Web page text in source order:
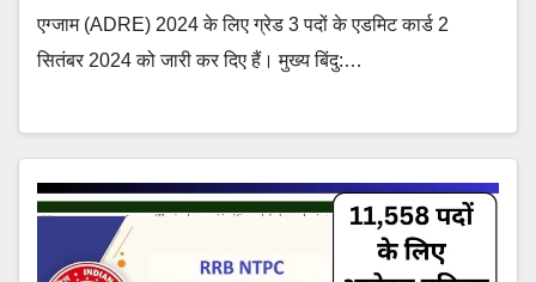
एग्जाम (ADRE) 2024 के लिए ग्रेड 3 पदों के एडमिट कार्ड 2
सितंबर 2024 को जारी कर दिए हैं। मुख्य बिंदु:…